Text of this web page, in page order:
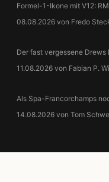
Formel-1-Ikone mit V12:
08.08.2026 von Fredo
Der fast vergessene Drews
11.08.2026 von Fabian P.
Als Spa-Francorchamps
14.08.2026 von Tom